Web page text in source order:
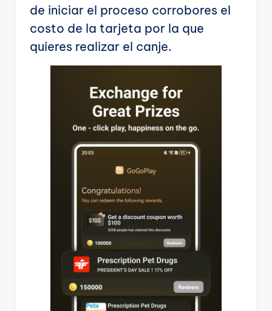
de iniciar el proceso corrobores el
costo de la tarjeta por la que
quieres realizar el canje.